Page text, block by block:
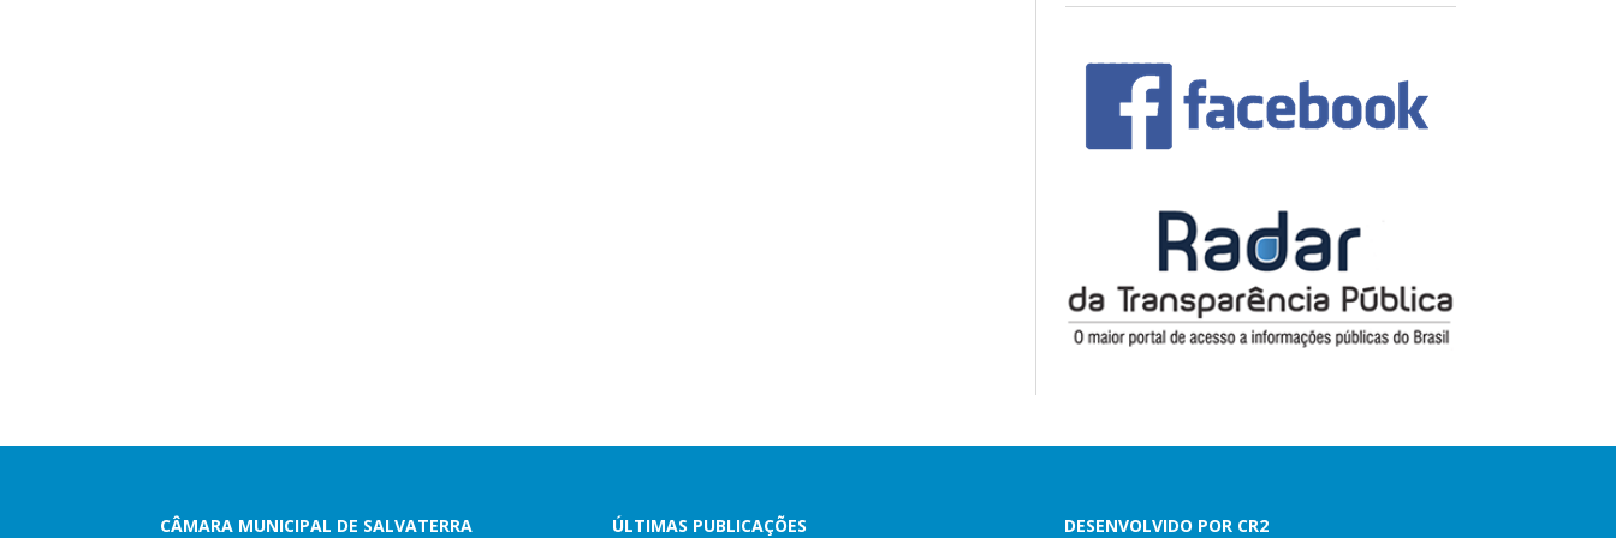
CÂMARA MUNICIPAL DE SALVATERRA ÚLTIMAS PUBLICAÇÕES DESENVOLVIDO POR CR2